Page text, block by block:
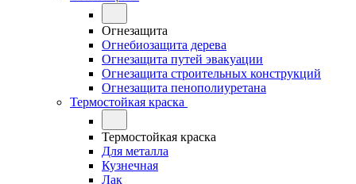
Огнезащита
Огнебиозащита дерева
Огнезащита путей эвакуации
Огнезащита строительных конструкций
Огнезащита пенополиуретана
Термостойкая краска
Термостойкая краска
Для металла
Кузнечная
Лак